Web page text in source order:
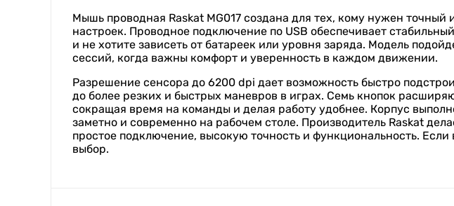
Мышь проводная Raskat MG017 создана для тех, кому нужен
настроек. Проводное подключение по USB обеспечивает
и не хотите зависеть от батареек или уровня заряда. Модель
сессий, когда важны комфорт и уверенность в каждом движении.
Разрешение сенсора до 6200 dpi дает возможность быстро
до более резких и быстрых маневров в играх. Семь кнопок
сокращая время на команды и делая работу удобнее. Корпус
заметно и современно на рабочем столе. Производитель Raskat
простое подключение, высокую точность и функциональность.
выбор.